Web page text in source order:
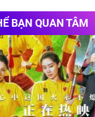
BẠN QUAN TÂM